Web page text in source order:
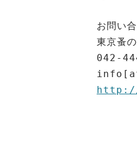
お問い
東京蚤
042-
http://